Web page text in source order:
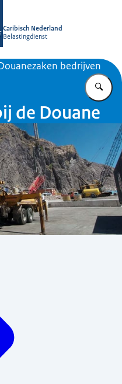
Caribisch Nederland
Belastingdienst
bedrijven
de Douane